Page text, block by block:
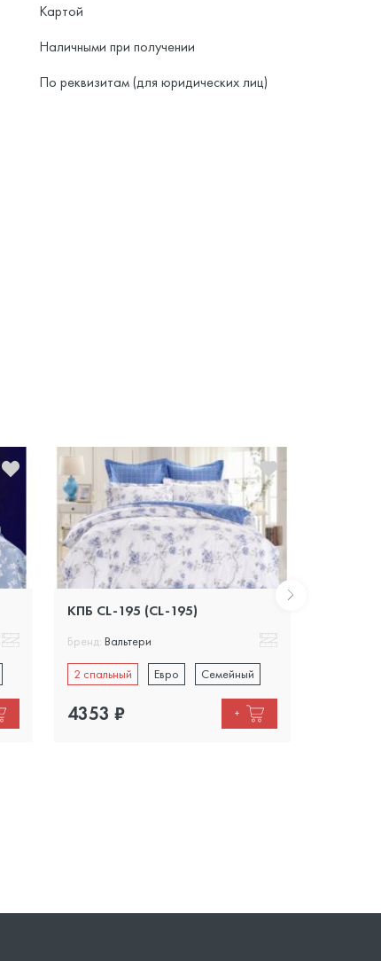
Картой
Наличными при получении
По реквизитам (для юридических лиц)
КПБ CL-195 (CL-195)
Бренд: Вальтери
2 спальный Евро Семейный
4353 ₽ +